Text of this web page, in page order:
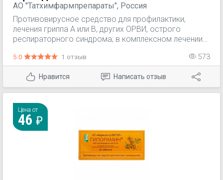
АО "Татхимфармпрепараты", Россия
Противовирусное средство для профилактики,
лечения гриппа А или В, других ОРВИ, острого
респираторного синдрома; в комплексном лечении
в комплексном лечении хронического бронхита,
рецидивирующей герпетической инфекции,
пневмонии; для предупреждения послеоперационных
инфекционных осложнений.
5.0 1 отзыв 573
Нравится Написать отзыв
Цена от
46